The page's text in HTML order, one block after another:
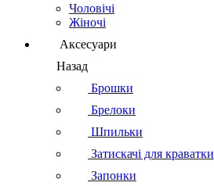
Чоловічі
Жіночі
Аксесуари
Назад
Брошки
Брелоки
Шпильки
Затискачі для краватки
Запонки